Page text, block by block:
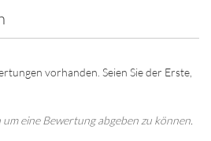
vorhanden. Seien Sie der Erste,
um eine Bewertung abgeben zu können.